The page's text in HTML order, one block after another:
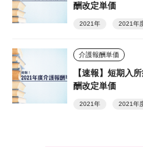
酬改定単価
2021年 2021年
介護報酬単価
【速報】短期入
酬改定単価
2021年 2021年